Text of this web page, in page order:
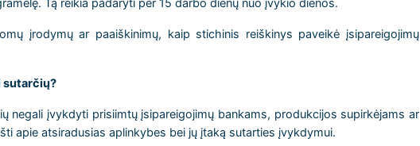
Tą reikia padaryti per 15 darbo dienų nuo įvykio dienos.
įrodymų ar paaiškinimų, kaip stichinis reiškinys paveikė įsipareigojimų
sutarčių?
negali įvykdyti prisiimtų įsipareigojimų bankams, produkcijos supirkėjams ar
apie atsiradusias aplinkybes bei jų įtaką sutarties įvykdymui.